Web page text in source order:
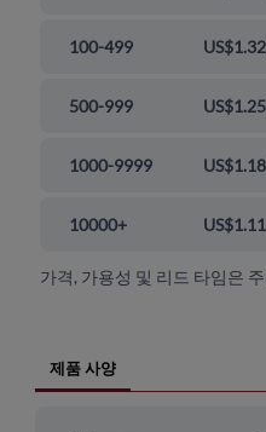
100-499 US$1.32
500-999 US$1.25
1000-9999 US$1.18
10000+ US$1.11
가격, 가용성 및 리드 타임은
제품 사양